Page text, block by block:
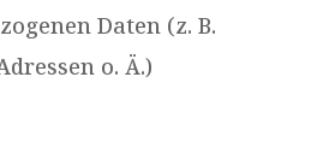
Daten (z. B.
o. Ä.)